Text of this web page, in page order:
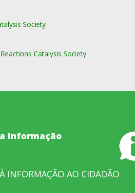
Society
Catalysis Society
Informação
INFORMAÇÃO AO CIDADÃO